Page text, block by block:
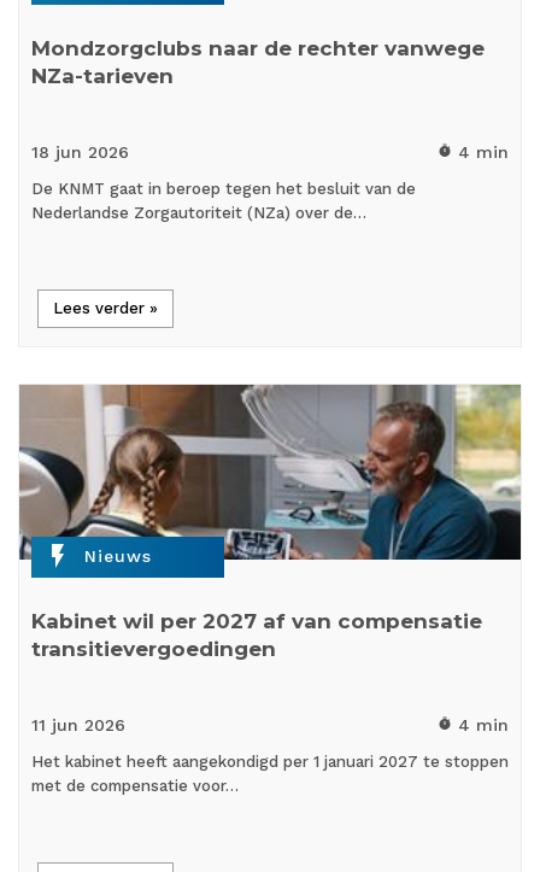
Mondzorgclubs naar de rechter vanwege
NZa-tarieven
18 jun 2026 timer 4 min
De KNMT gaat in beroep tegen het besluit van de
Nederlandse Zorgautoriteit (NZa) over de…
Lees verder »
flash_on Nieuws
Kabinet wil per 2027 af van compensatie
transitievergoedingen
11 jun 2026 timer 4 min
Het kabinet heeft aangekondigd per 1 januari 2027 te stoppen
met de compensatie voor…